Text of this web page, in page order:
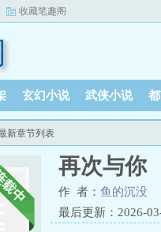
收藏笔趣阁
玄幻小说 武侠小说
新章节列表
再次与你
作 者： 鱼的沉没
最后更新：2026-